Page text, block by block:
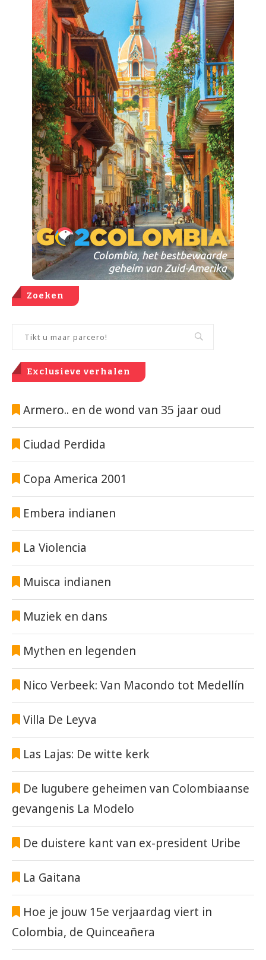
Zoeken
Exclusieve verhalen
Armero.. en de wond van 35 jaar oud
Ciudad Perdida
Copa America 2001
Embera indianen
La Violencia
Muisca indianen
Muziek en dans
Mythen en legenden
Nico Verbeek: Van Macondo tot Medellín
Villa De Leyva
Las Lajas: De witte kerk
De lugubere geheimen van Colombiaanse
gevangenis La Modelo
De duistere kant van ex-president Uribe
La Gaitana
Hoe je jouw 15e verjaardag viert in
Colombia, de Quinceañera